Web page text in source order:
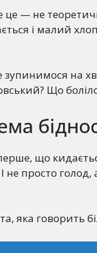
— не
і малий
на
Що
що
не просто голод,
яка говорить